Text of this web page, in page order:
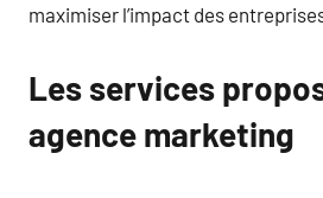
maximiser l’impact des
Les services
agence marketing